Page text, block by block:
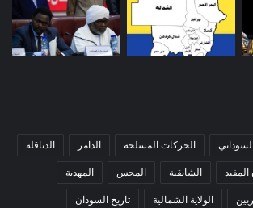
الحركات المسلحة الدامر الدناقلة
الشايقية المحس المهدية
الولاية الشمالية تاريخ السودان